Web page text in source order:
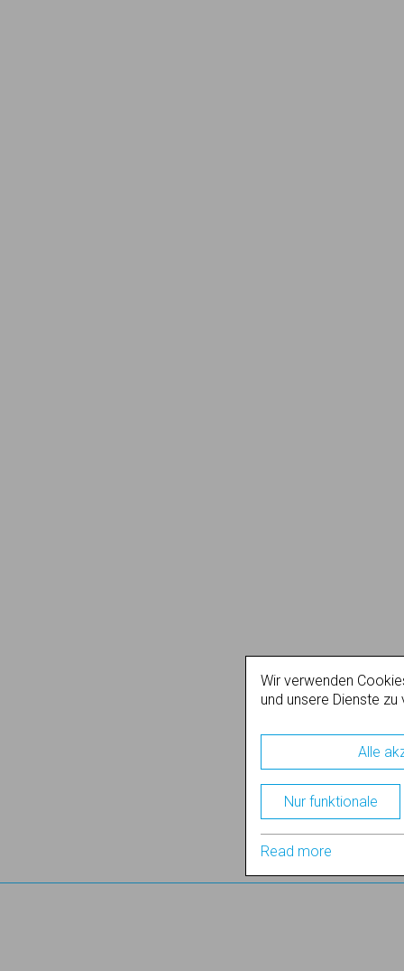
Wir verwenden
und unsere Dienste zu
Alle
Nur funktionale
Read more